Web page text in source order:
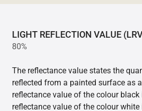
LIGHT REFLECTION VALUE
80%
The reflectance value states the
reflected from a painted surface as
reflectance value of the colour black
reflectance value of the colour white